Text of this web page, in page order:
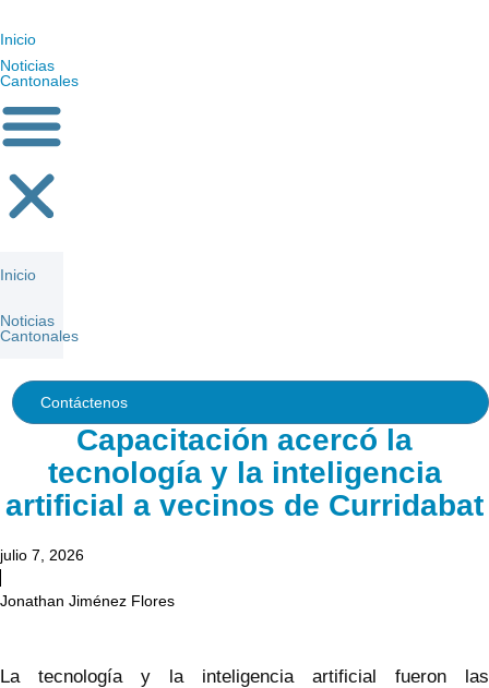
Inicio
Noticias
Cantonales
Inicio
Noticias
Cantonales
Contáctenos
Capacitación acercó la
tecnología y la inteligencia
artificial a vecinos de Curridabat
julio 7, 2026
Jonathan Jiménez Flores
La tecnología y la inteligencia artificial fueron las